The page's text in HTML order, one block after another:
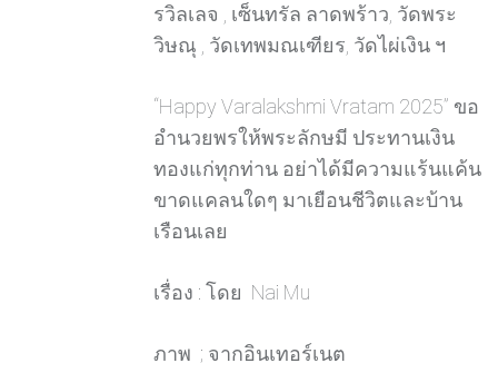
รวิลเลจ , เซ็นทรัล ลาดพร้าว, วัดพระ
วิษณุ , วัดเทพมณเฑียร, วัดไผ่เงิน ฯ
“Happy Varalakshmi Vratam 2025” ขอ
อำนวยพรให้พระลักษมี ประทานเงิน
ทองแก่ทุกท่าน อย่าได้มีความแร้นแค้น
ขาดแคลนใดๆ มาเยือนชีวิตและบ้าน
เรือนเลย
เรื่อง : โดย Nai Mu
ภาพ ; จากอินเทอร์เนต